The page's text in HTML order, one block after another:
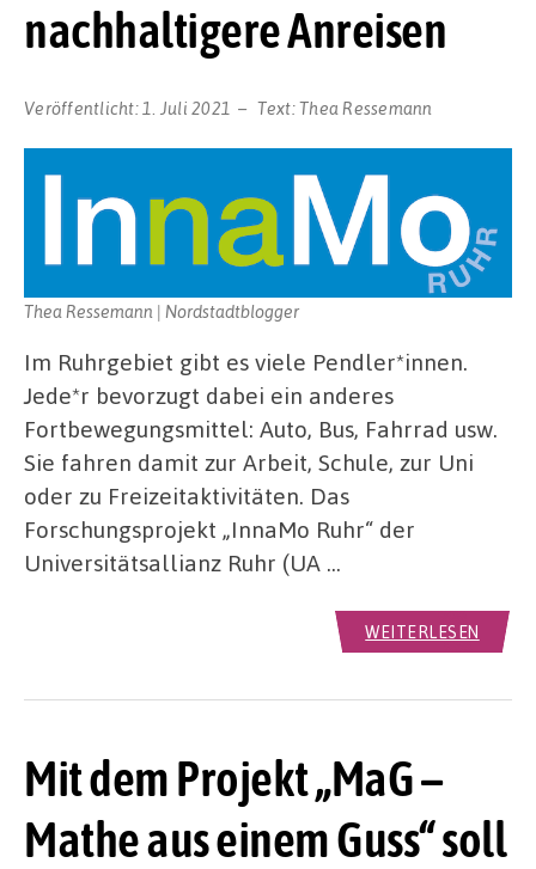
nachhaltigere Anreisen
Veröffentlicht: 1. Juli 2021 Text:Thea Ressemann
Thea Ressemann | Nordstadtblogger
Im Ruhrgebiet gibt es viele Pendler*innen.
Jede*r bevorzugt dabei ein anderes
Fortbewegungsmittel: Auto, Bus, Fahrrad usw.
Sie fahren damit zur Arbeit, Schule, zur Uni
oder zu Freizeitaktivitäten. Das
Forschungsprojekt „InnaMo Ruhr“ der
Universitätsallianz Ruhr (UA …
WEITERLESEN
Mit dem Projekt „MaG –
Mathe aus einem Guss“ soll